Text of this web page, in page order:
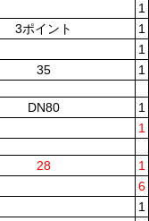
1
3ポイント
1
1
35 1
DN80
1
1
28
1
6
1